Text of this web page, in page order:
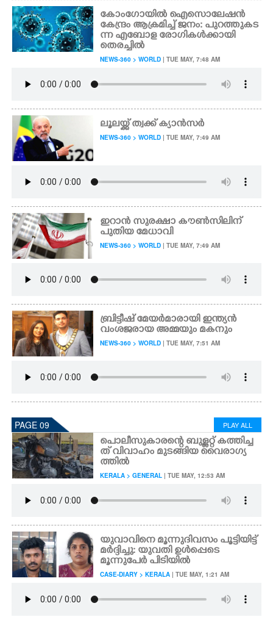
കോംഗോയിൽ ഐസൊലേഷൻ
കേന്ദ്രം ആക്രമിച്ച് ജനം: പുറത്തുകട
ന്ന എബോള രോഗികൾക്കായി
തെരച്ചിൽ
NEWS-360 > WORLD | TUE MAY, 7:48 AM
ലൂലയ്ക്ക് ത്വക്ക് ക്യാൻസർ
NEWS-360 > WORLD | TUE MAY, 7:49 AM
ഇറാൻ സുരക്ഷാ കൗൺസിലിന്
പുതിയ മേധാവി
NEWS-360 > WORLD | TUE MAY, 7:49 AM
ബ്രിട്ടീഷ് മേയർമാരായി ഇന്ത്യൻ
വംശജരായ അമ്മയും മകനും
NEWS-360 > WORLD | TUE MAY, 7:51 AM
PAGE 09 PLAY ALL
പൊലീസുകാരന്റെ ബുള്ളറ്റ് കത്തിച്ച
ത് വിവാഹം മുടങ്ങിയ വൈരാഗ്യ
ത്തിൽ
KERALA > GENERAL | TUE MAY, 12:53 AM
യുവാവിനെ മൂന്നുദിവസം പൂട്ടിയിട്ട്
മർദ്ദിച്ചു: യുവതി ഉൾപ്പെടെ
മൂന്നുപേർ പിടിയിൽ
CASE-DIARY > KERALA | TUE MAY, 1:21 AM